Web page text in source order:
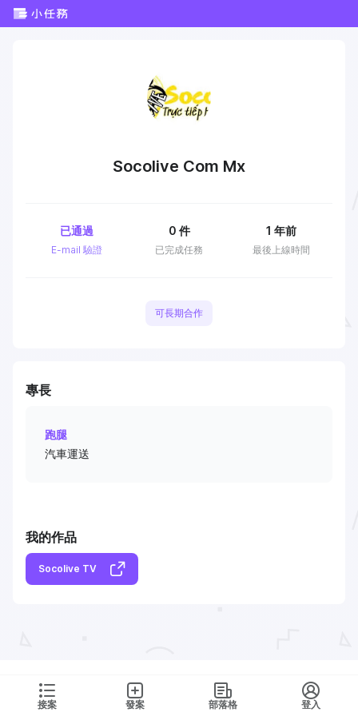
接案 發案 部落格 登入
Socolive Com Mx
E-mail 驗證
已通過
已完成任務
0 件
最後上線時間
1 年前
可長期合作
專長
跑腿
汽車運送
我的作品
Socolive TV